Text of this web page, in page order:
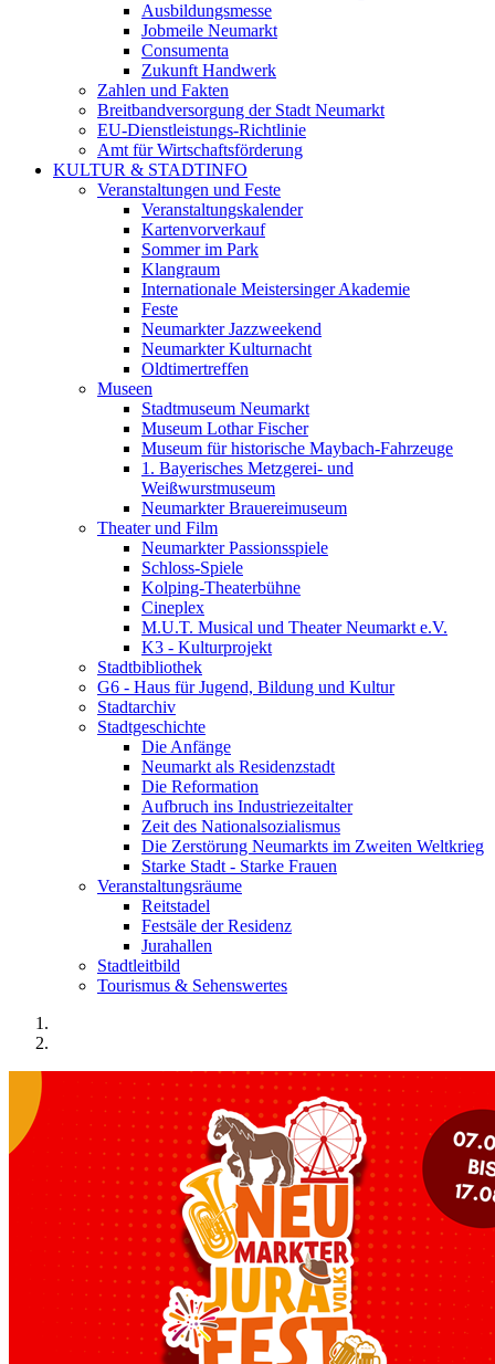
Ausbildungsmesse
Jobmeile Neumarkt
Consumenta
Zukunft Handwerk
Zahlen und Fakten
Breitbandversorgung der Stadt Neumarkt
EU-Dienstleistungs-Richtlinie
Amt für Wirtschaftsförderung
KULTUR & STADTINFO
Veranstaltungen und Feste
Veranstaltungskalender
Kartenvorverkauf
Sommer im Park
Klangraum
Internationale Meistersinger Akademie
Feste
Neumarkter Jazzweekend
Neumarkter Kulturnacht
Oldtimertreffen
Museen
Stadtmuseum Neumarkt
Museum Lothar Fischer
Museum für historische Maybach-Fahrzeuge
1. Bayerisches Metzgerei- und
Weißwurstmuseum
Neumarkter Brauereimuseum
Theater und Film
Neumarkter Passionsspiele
Schloss-Spiele
Kolping-Theaterbühne
Cineplex
M.U.T. Musical und Theater Neumarkt e.V.
K3 - Kulturprojekt
Stadtbibliothek
G6 - Haus für Jugend, Bildung und Kultur
Stadtarchiv
Stadtgeschichte
Die Anfänge
Neumarkt als Residenzstadt
Die Reformation
Aufbruch ins Industriezeitalter
Zeit des Nationalsozialismus
Die Zerstörung Neumarkts im Zweiten Weltkrieg
Starke Stadt - Starke Frauen
Veranstaltungsräume
Reitstadel
Festsäle der Residenz
Jurahallen
Stadtleitbild
Tourismus & Sehenswertes